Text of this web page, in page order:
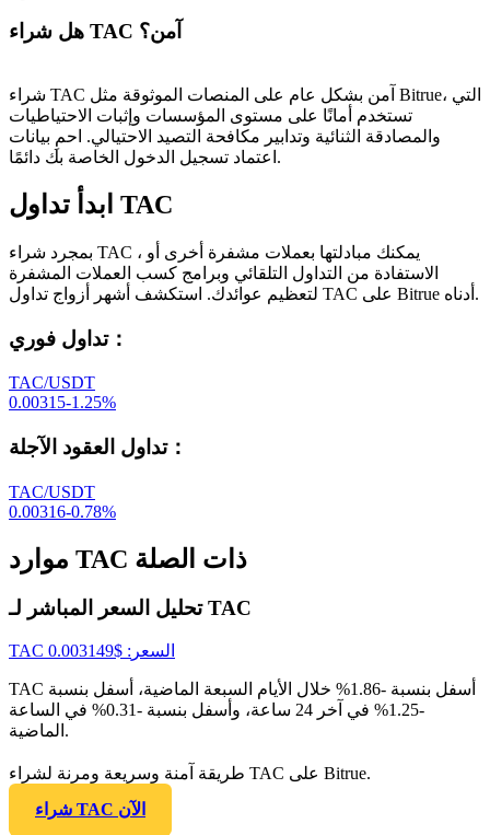
هل شراء TAC آمن؟
شراء TAC آمن بشكل عام على المنصات الموثوقة مثل Bitrue، التي
تستخدم أمانًا على مستوى المؤسسات وإثبات الاحتياطيات
والمصادقة الثنائية وتدابير مكافحة التصيد الاحتيالي. احمِ بيانات
اعتماد تسجيل الدخول الخاصة بك دائمًا.
ابدأ تداول TAC
بمجرد شراء TAC ، يمكنك مبادلتها بعملات مشفرة أخرى أو
الاستفادة من التداول التلقائي وبرامج كسب العملات المشفرة
لتعظيم عوائدك. استكشف أشهر أزواج تداول TAC على Bitrue أدناه.
تداول فوري：
TAC/USDT
0.00315-1.25%
تداول العقود الآجلة：
TAC/USDT
0.00316-0.78%
موارد TAC ذات الصلة
تحليل السعر المباشر لـ TAC
TAC السعر : $
0.003149
TAC أسفل بنسبة -1.86% خلال الأيام السبعة الماضية، أسفل بنسبة
-1.25% في آخر 24 ساعة، وأسفل بنسبة -0.31% في الساعة
الماضية.
طريقة آمنة وسريعة ومرنة لشراء TAC على Bitrue.
شراء TAC الآن